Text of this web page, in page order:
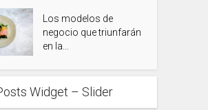
Los modelos de
negocio que triunfarán
en la...
Widget – Slider